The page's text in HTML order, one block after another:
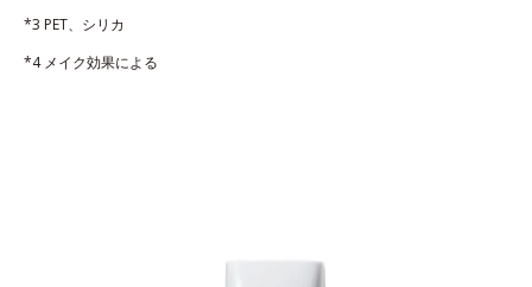
*3 PET、シリカ
*4 メイク効果による